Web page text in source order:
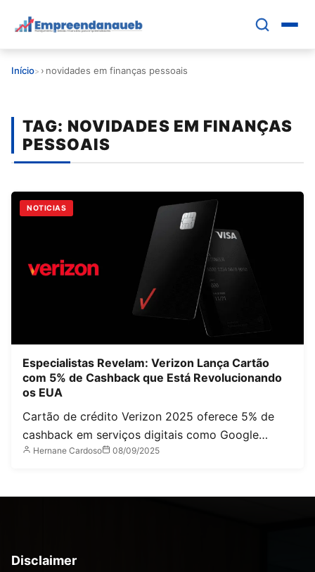
para
conteúdo
CRESCIMENTO
CONTROLE FINANCEIRO
FERRAMENTAS
Início › novidades em finanças pessoais
TAG: NOVIDADES EM FINANÇAS
PESSOAIS
NOTICIAS
Especialistas Revelam: Verizon Lança Cartão
com 5% de Cashback que Está Revolucionando
os EUA
Cartão de crédito Verizon 2025 oferece 5% de
cashback em serviços digitais como Google…
Hernane Cardoso 08/09/2025
Disclaimer